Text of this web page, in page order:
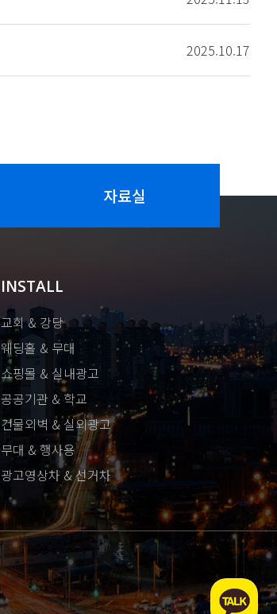
2025.10.17
자료실
INSTALL
교회 & 강당
웨딩홀 & 무대
쇼핑몰 & 실내광고
공공기관 & 학교
건물외벽 & 실외광고
무대 & 행사용
광고영상차 & 선거차